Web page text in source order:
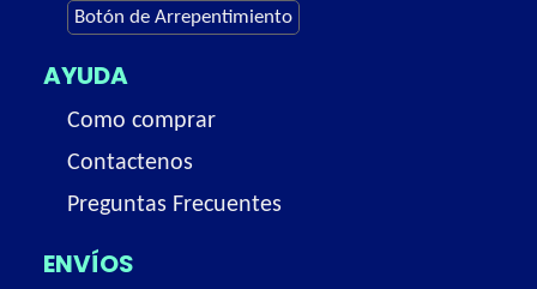
Botón de Arrepentimiento
AYUDA
Como comprar
Contactenos
Preguntas Frecuentes
ENVÍOS